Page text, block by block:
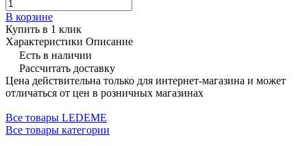
В корзине
Купить в 1 клик
Характеристики Описание
Есть в наличии
Рассчитать доставку
Цена действительна только для интернет-магазина и может
отличаться от цен в розничных магазинах
Все товары LEDEME
Все товары категории